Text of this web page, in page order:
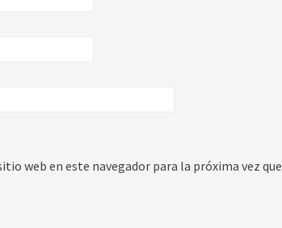
web en este navegador para la próxima vez que